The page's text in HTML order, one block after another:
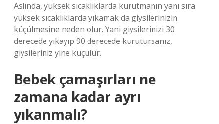
Aslında, yüksek sıcaklıklarda kurutmanın yanı sıra
yüksek sıcaklıklarda yıkamak da giysilerinizin
küçülmesine neden olur. Yani giysilerinizi 30
derecede yıkayıp 90 derecede kurutursanız,
giysileriniz yine küçülür.
Bebek çamaşırları ne
zamana kadar ayrı
yıkanmalı?